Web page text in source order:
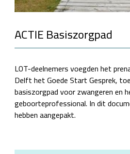
ACTIE Basiszorgpad
LOT-deelnemers voegden het
Delft het Goede Start Gesprek,
basiszorgpad voor zwangeren en
geboorteprofessional. In dit
hebben aangepakt.